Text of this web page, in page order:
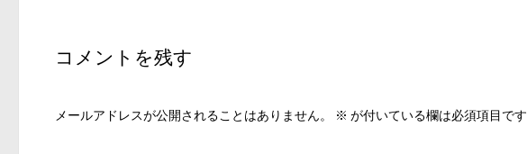
ー
ョ
コメントを残す
メールアドレスが公開されることはありません。 ※ が付いている欄は必須項目です